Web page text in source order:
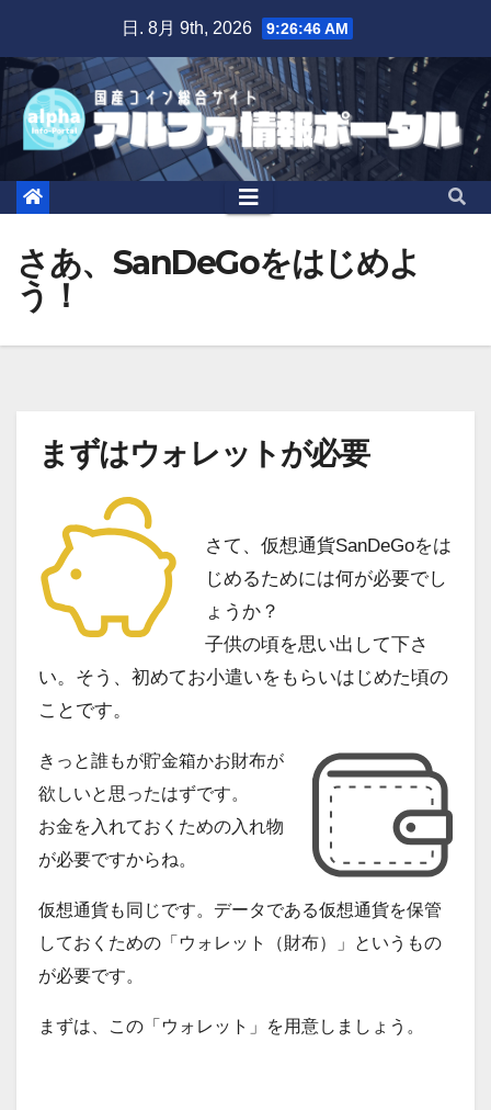
content
日. 8月 9th, 2026 9:26:47 AM
さあ、SanDeGoをはじめよ
う！
まずはウォレットが必要
さて、仮想通貨SanDeGoをは
じめるためには何が必要でし
ょうか？
子供の頃を思い出して下さ
い。そう、初めてお小遣いをもらいはじめた頃の
ことです。
きっと誰もが貯金箱かお財布が
欲しいと思ったはずです。
お金を入れておくための入れ物
が必要ですからね。
仮想通貨も同じです。データである仮想通貨を保管
しておくための「ウォレット（財布）」というもの
が必要です。
まずは、この「ウォレット」を用意しましょう。